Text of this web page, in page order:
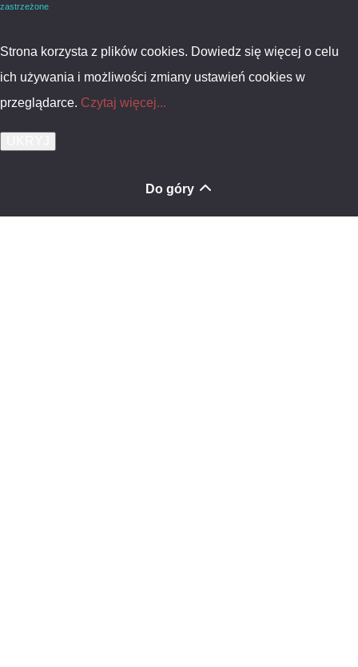
zastrzeżone
Strona korzysta z plików cookies. Dowiedz się więcej o celu
ich używania i możliwości zmiany ustawień cookies w
przeglądarce. Czytaj więcej...
Do góry